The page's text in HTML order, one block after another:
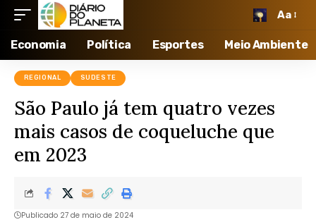
Aa
Economia Política Esportes Meio Ambiente
REGIONAL SUDESTE
São Paulo já tem quatro vezes
mais casos de coqueluche que
em 2023
Publicado 27 de maio de 2024